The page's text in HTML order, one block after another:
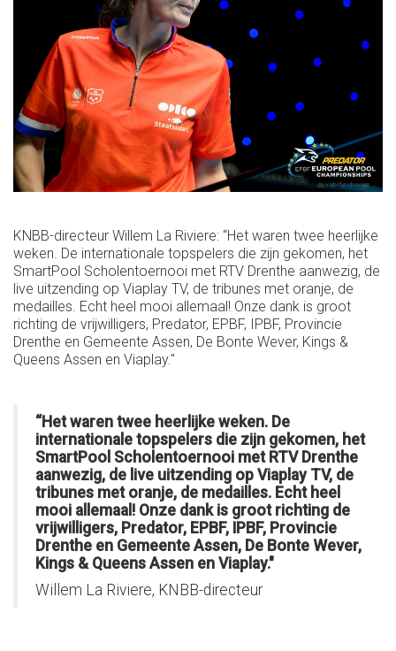
KNBB-directeur Willem La Riviere: “Het waren twee heerlijke
weken. De internationale topspelers die zijn gekomen, het
SmartPool Scholentoernooi met RTV Drenthe aanwezig, de
live uitzending op Viaplay TV, de tribunes met oranje, de
medailles. Echt heel mooi allemaal! Onze dank is groot
richting de vrijwilligers, Predator, EPBF, IPBF, Provincie
Drenthe en Gemeente Assen, De Bonte Wever, Kings &
Queens Assen en Viaplay."
“Het waren twee heerlijke weken. De
internationale topspelers die zijn gekomen, het
SmartPool Scholentoernooi met RTV Drenthe
aanwezig, de live uitzending op Viaplay TV, de
tribunes met oranje, de medailles. Echt heel
mooi allemaal! Onze dank is groot richting de
vrijwilligers, Predator, EPBF, IPBF, Provincie
Drenthe en Gemeente Assen, De Bonte Wever,
Kings & Queens Assen en Viaplay."
Willem La Riviere, KNBB-directeur